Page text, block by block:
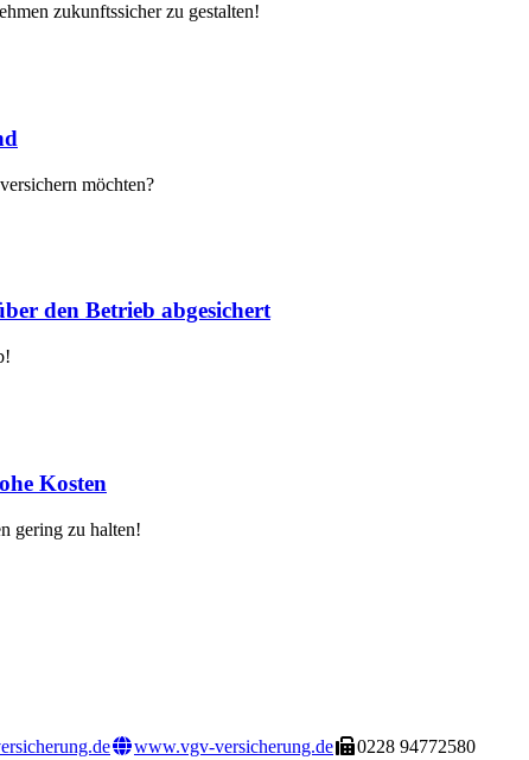
zukunftssicher zu gestalten!
möchten?
den Betrieb abgesichert
Kosten
gering zu halten!
www.vgv-versicherung.de 0228 94772580